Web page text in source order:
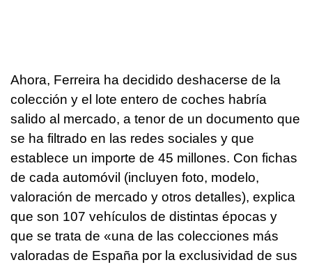
Ahora, Ferreira ha decidido deshacerse de la
colección y el lote entero de coches habría
salido al mercado, a tenor de un documento que
se ha filtrado en las redes sociales y que
establece un importe de 45 millones. Con fichas
de cada automóvil (incluyen foto, modelo,
valoración de mercado y otros detalles), explica
que son 107 vehículos de distintas épocas y
que se trata de «una de las colecciones más
valoradas de España por la exclusividad de sus